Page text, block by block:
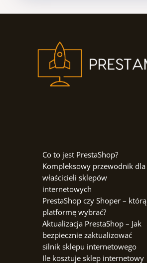
Co to jest PrestaShop?
Kompleksowy przewodnik dla
właścicieli sklepów
internetowych
PrestaShop czy Shoper – którą
platformę wybrać?
Aktualizacja PrestaShop – Jak
bezpiecznie zaktualizować
silnik sklepu internetowego
Ile kosztuje sklep internetowy